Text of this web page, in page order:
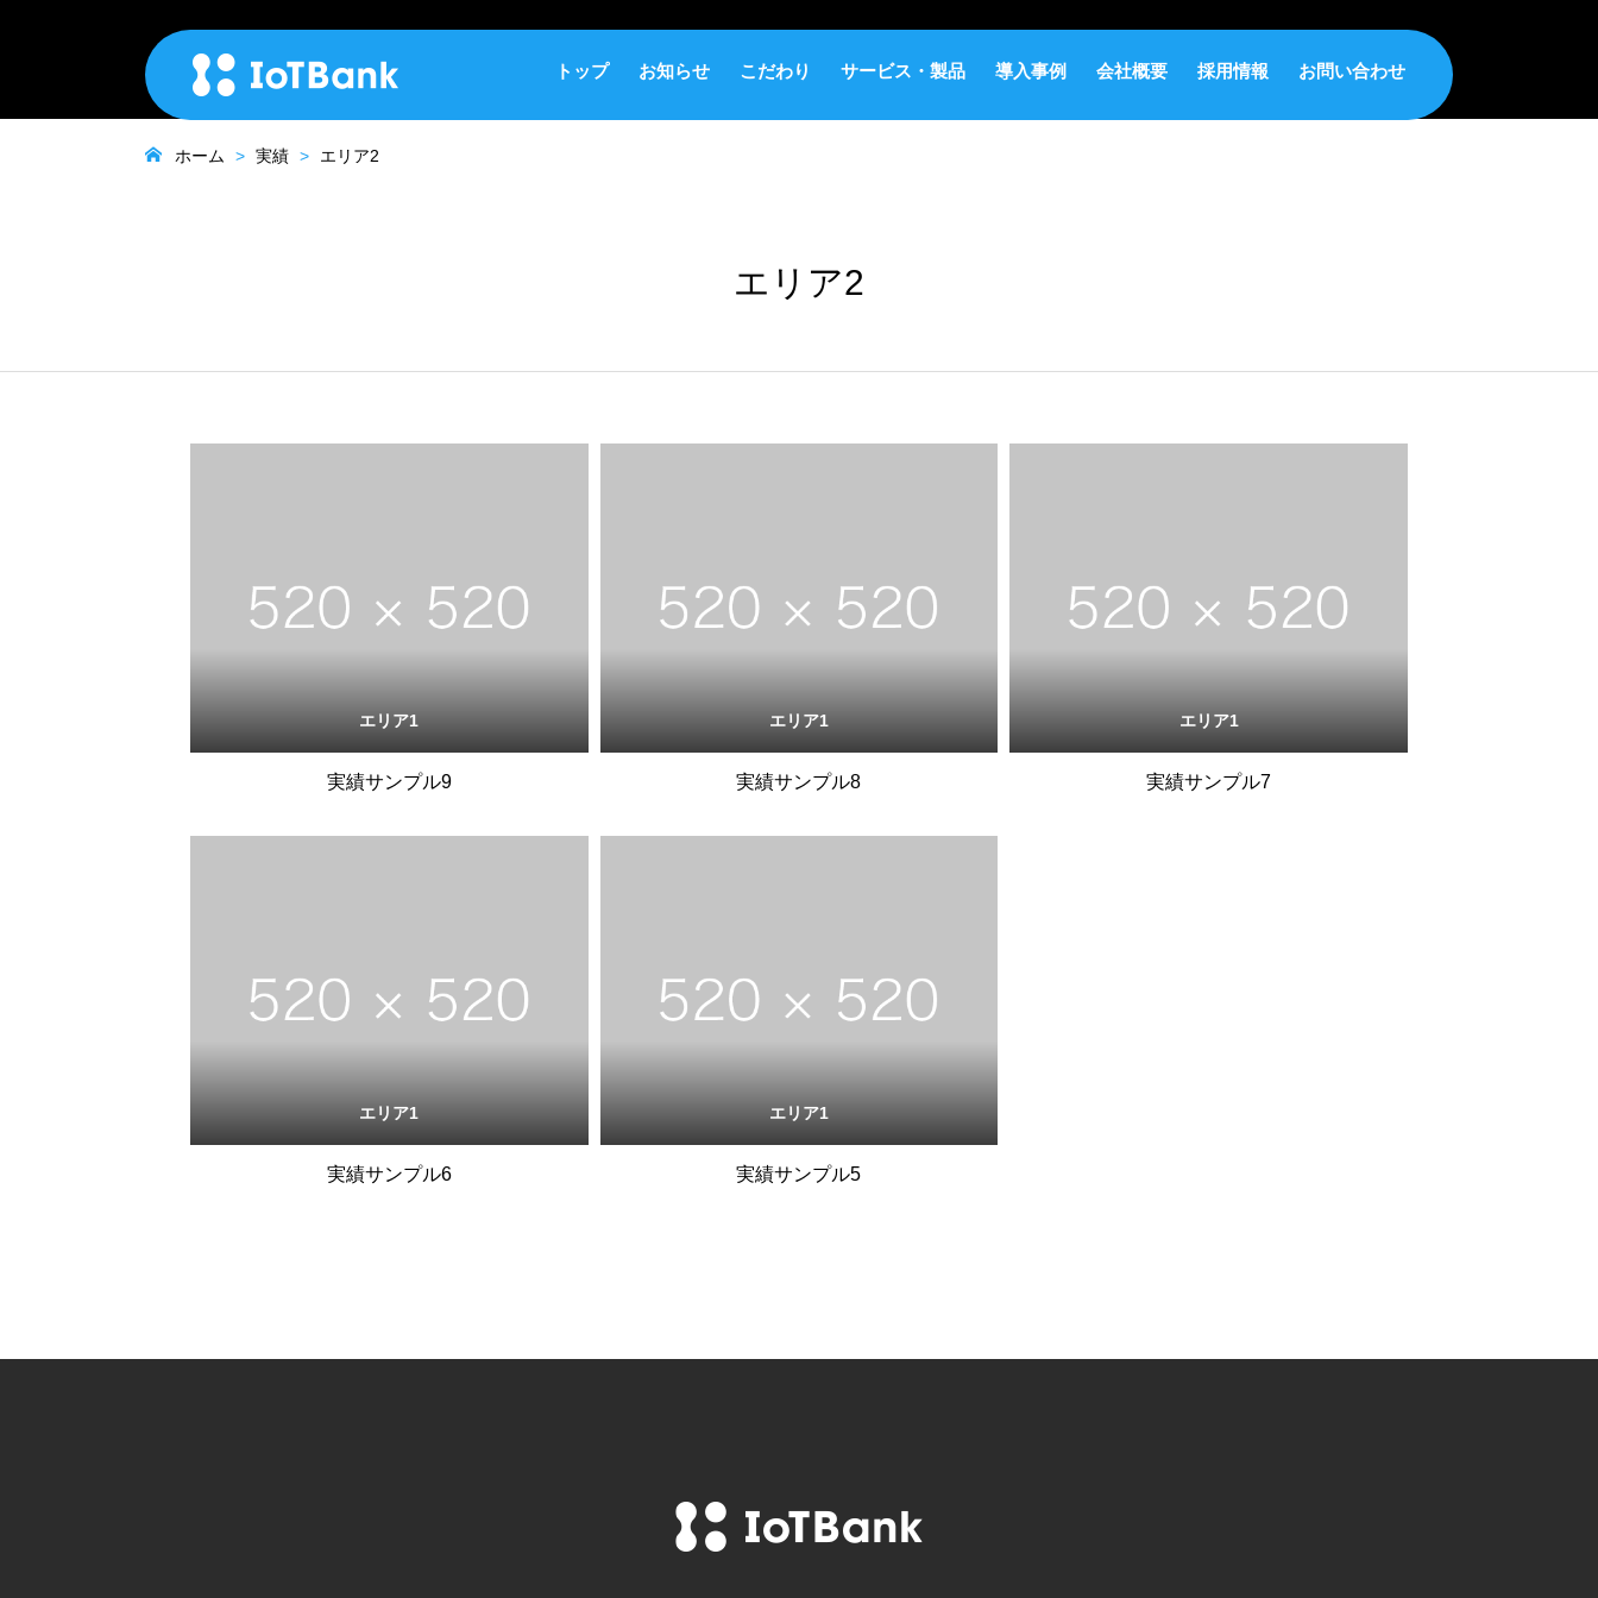
トップ お知らせ こだわり サービス・製品 導入事例 会社概要 採用情報 お問い合わせ
ホーム 実績 エリア2
エリア2
エリア1
実績サンプル9
エリア1
実績サンプル8
エリア1
実績サンプル7
エリア1
実績サンプル6
エリア1
実績サンプル5